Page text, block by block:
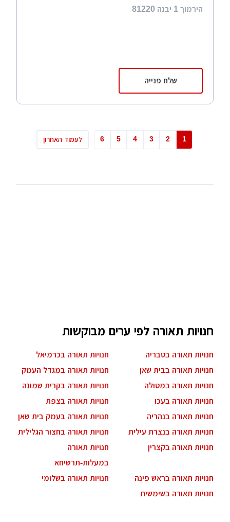
הירמוך 1 יבנה 81220
שלח פנייה
1
2
3
4
5
6 לעמוד האחרון
חנויות תאורה לפי ערים מבוקשות
חנויות תאורה בטבריה
חנויות תאורה בכרמיאל
חנויות תאורה בבית שאן
חנויות תאורה במגדל העמק
חנויות תאורה במטולה
חנויות תאורה בקרית שמונה
חנויות תאורה בעכו
חנויות תאורה בצפת
חנויות תאורה בנהריה
חנויות תאורה בעמק בית שאן
חנויות תאורה בנצרת עילית
חנויות תאורה בחצור הגלילית
חנויות תאורה בקצרין
חנויות תאורה
במעלות-תרשיחא
חנויות תאורה בראש פינה
חנויות תאורה בשלומי
חנויות תאורה בשימשית